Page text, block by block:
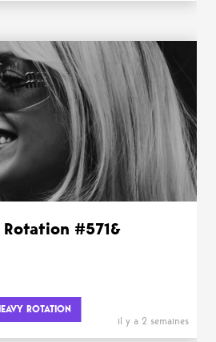
Rotation #571&
ROTATION
il y a 2 semaines